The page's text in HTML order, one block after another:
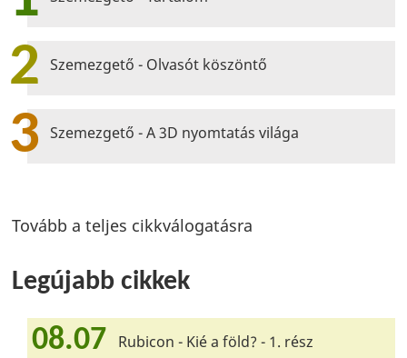
2 Szemezgető - Olvasót köszöntő
3 Szemezgető - A 3D nyomtatás világa
Tovább a teljes cikkválogatásra
Legújabb cikkek
08.07 Rubicon - Kié a föld? - 1. rész